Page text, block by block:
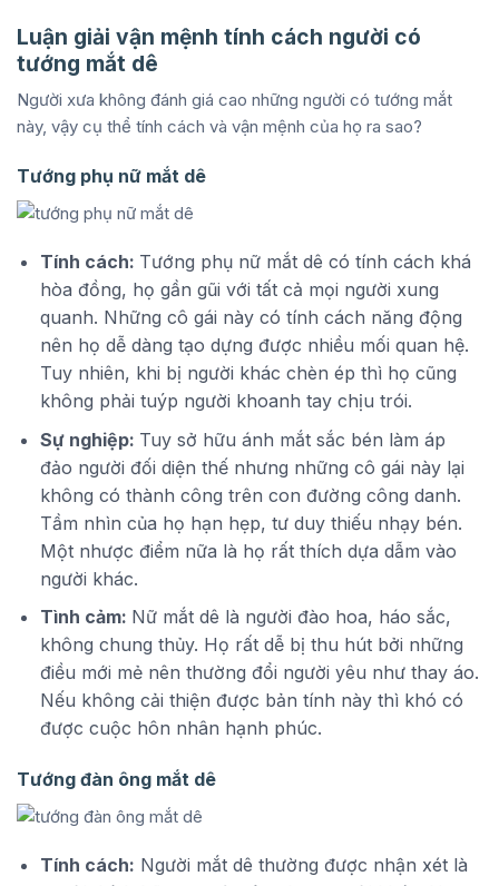
Luận giải vận mệnh tính cách người có
tướng mắt dê
Người xưa không đánh giá cao những người có tướng mắt
này, vậy cụ thể tính cách và vận mệnh của họ ra sao?
Tướng phụ nữ mắt dê
Tính cách: Tướng phụ nữ mắt dê có tính cách khá
hòa đồng, họ gần gũi với tất cả mọi người xung
quanh. Những cô gái này có tính cách năng động
nên họ dễ dàng tạo dựng được nhiều mối quan hệ.
Tuy nhiên, khi bị người khác chèn ép thì họ cũng
không phải tuýp người khoanh tay chịu trói.
Sự nghiệp: Tuy sở hữu ánh mắt sắc bén làm áp
đảo người đối diện thế nhưng những cô gái này lại
không có thành công trên con đường công danh.
Tầm nhìn của họ hạn hẹp, tư duy thiếu nhạy bén.
Một nhược điểm nữa là họ rất thích dựa dẫm vào
người khác.
Tình cảm: Nữ mắt dê là người đào hoa, háo sắc,
không chung thủy. Họ rất dễ bị thu hút bởi những
điều mới mẻ nên thường đổi người yêu như thay áo.
Nếu không cải thiện được bản tính này thì khó có
được cuộc hôn nhân hạnh phúc.
Tướng đàn ông mắt dê
Tính cách: Người mắt dê thường được nhận xét là